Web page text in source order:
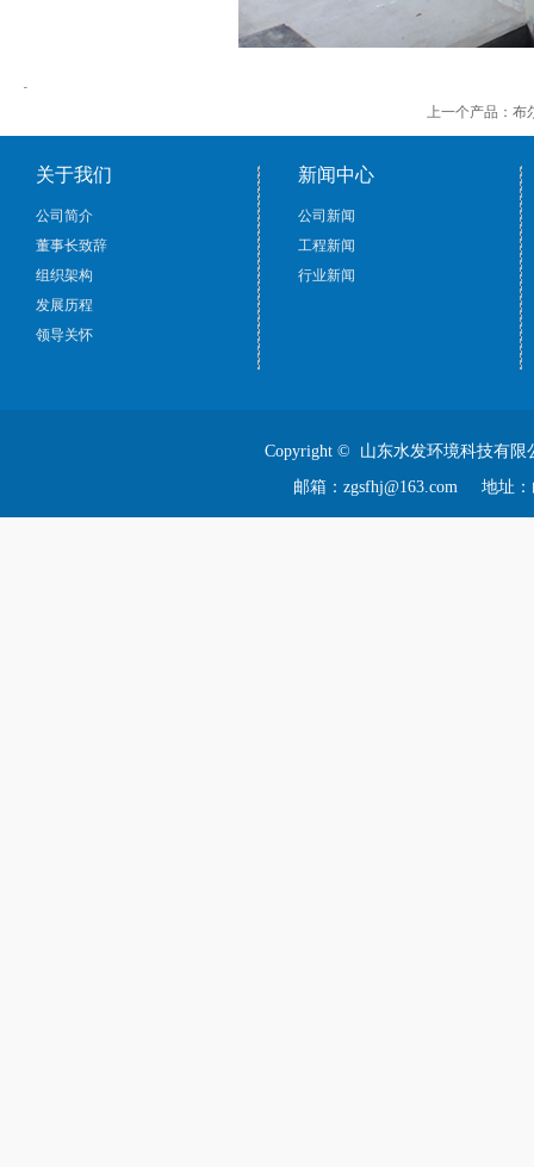
上一个产品： 布
关于我们
公司简介
董事长致辞
组织架构
发展历程
领导关怀
新闻中心
公司新闻
工程新闻
行业新闻
Copyright © 山东水发环境科技有
邮箱：zgsfhj@163.com 地址